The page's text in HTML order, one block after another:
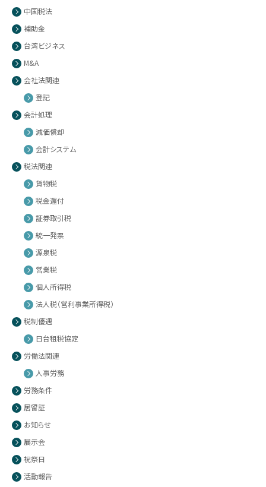
中国税法
補助金
台湾ビジネス
M&A
会社法関連
登記
会計処理
減価償却
会計システム
税法関連
貨物税
税金還付
証券取引税
統一発票
源泉税
営業税
個人所得税
法人税（営利事業所得税）
税制優遇
日台租税協定
労働法関連
人事労務
労務条件
居留証
お知らせ
展示会
祝祭日
活動報告